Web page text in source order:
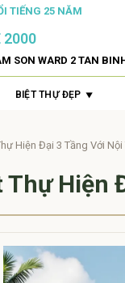
TIẾNG 25 NĂM
2000
SON WARD 2 TAN
BIỆT THỰ ĐẸP
Hiện Đại 3 Tầng Với
Thự Hiện